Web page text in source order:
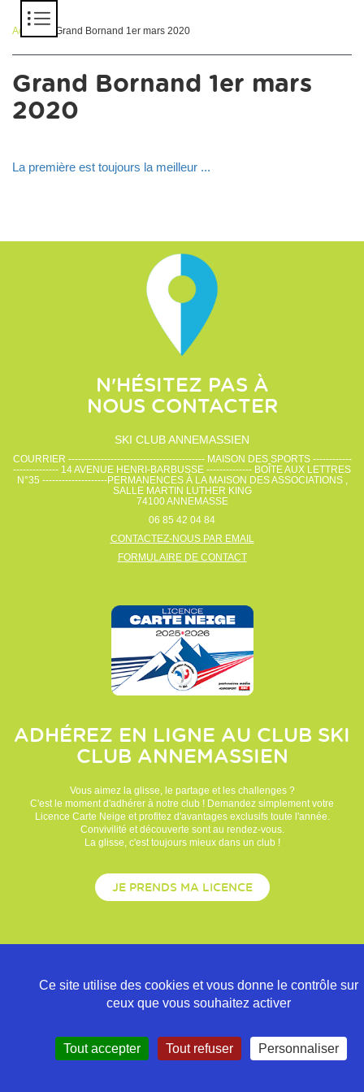
Accueil > Grand Bornand 1er mars 2020
Grand Bornand 1er mars
2020
La première est toujours la meilleur ...
N'HÉSITEZ PAS À
NOUS CONTACTER
SKI CLUB ANNEMASSIEN
COURRIER ------------------------------------------ MAISON DES SPORTS ------------
-------------- 14 AVENUE HENRI-BARBUSSE -------------- BOÎTE AUX LETTRES
N°35 --------------------PERMANENCES À LA MAISON DES ASSOCIATIONS ,
SALLE MARTIN LUTHER KING
74100ANNEMASSE
06 85 42 04 84
CONTACTEZ-NOUS PAR EMAIL
FORMULAIRE DE CONTACT
ADHÉREZ EN LIGNE AU CLUB SKI
CLUB ANNEMASSIEN
Vous aimez la glisse, le partage et les challenges ?
C'est le moment d'adhérer à notre club ! Demandez simplement votre
Licence Carte Neige et profitez d'avantages exclusifs toute l'année.
Convivilité et découverte sont au rendez-vous.
La glisse, c'est toujours mieux dans un club !
JE PRENDS MA LICENCE
Ce site utilise des cookies et vous donne le contrôle sur
ceux que vous souhaitez activer
Tout accepter Tout refuser Personnaliser